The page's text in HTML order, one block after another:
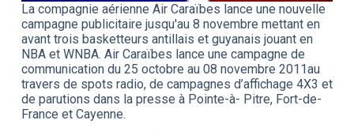
La compagnie aérienne Air Caraïbes lance une nouvelle
campagne publicitaire jusqu'au 8 novembre mettant en
avant trois basketteurs antillais et guyanais jouant en
NBA et WNBA. Air Caraïbes lance une campagne de
communication du 25 octobre au 08 novembre 2011au
travers de spots radio, de campagnes d’affichage 4X3 et
de parutions dans la presse à Pointe-à- Pitre, Fort-de-
France et Cayenne.